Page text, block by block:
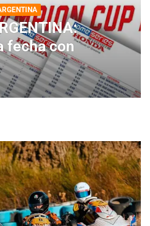
fecha con